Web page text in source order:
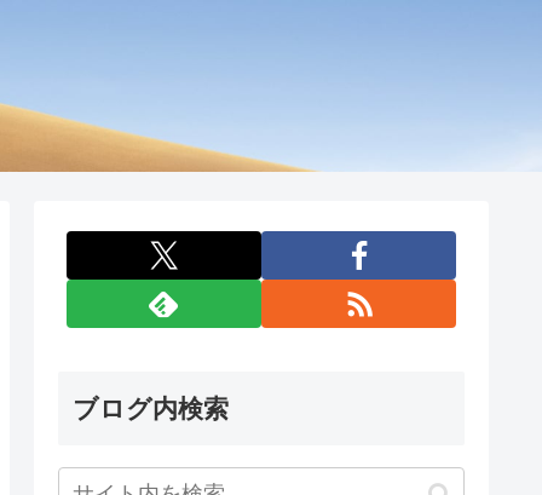
ブログ内検索